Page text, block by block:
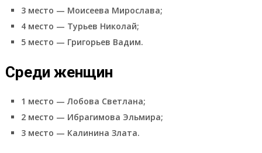
3 место — Моисеева Мирослава;
4 место — Турьев Николай;
5 место — Григорьев Вадим.
Среди женщин
1 место — Лобова Светлана;
2 место — Ибрагимова Эльмира;
3 место — Калинина Злата.